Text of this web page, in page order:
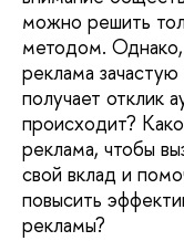
можно решить
методом. Однако,
реклама
получает отклик
происходит?
реклама, чтобы
свой вклад и
повысить
рекламы?